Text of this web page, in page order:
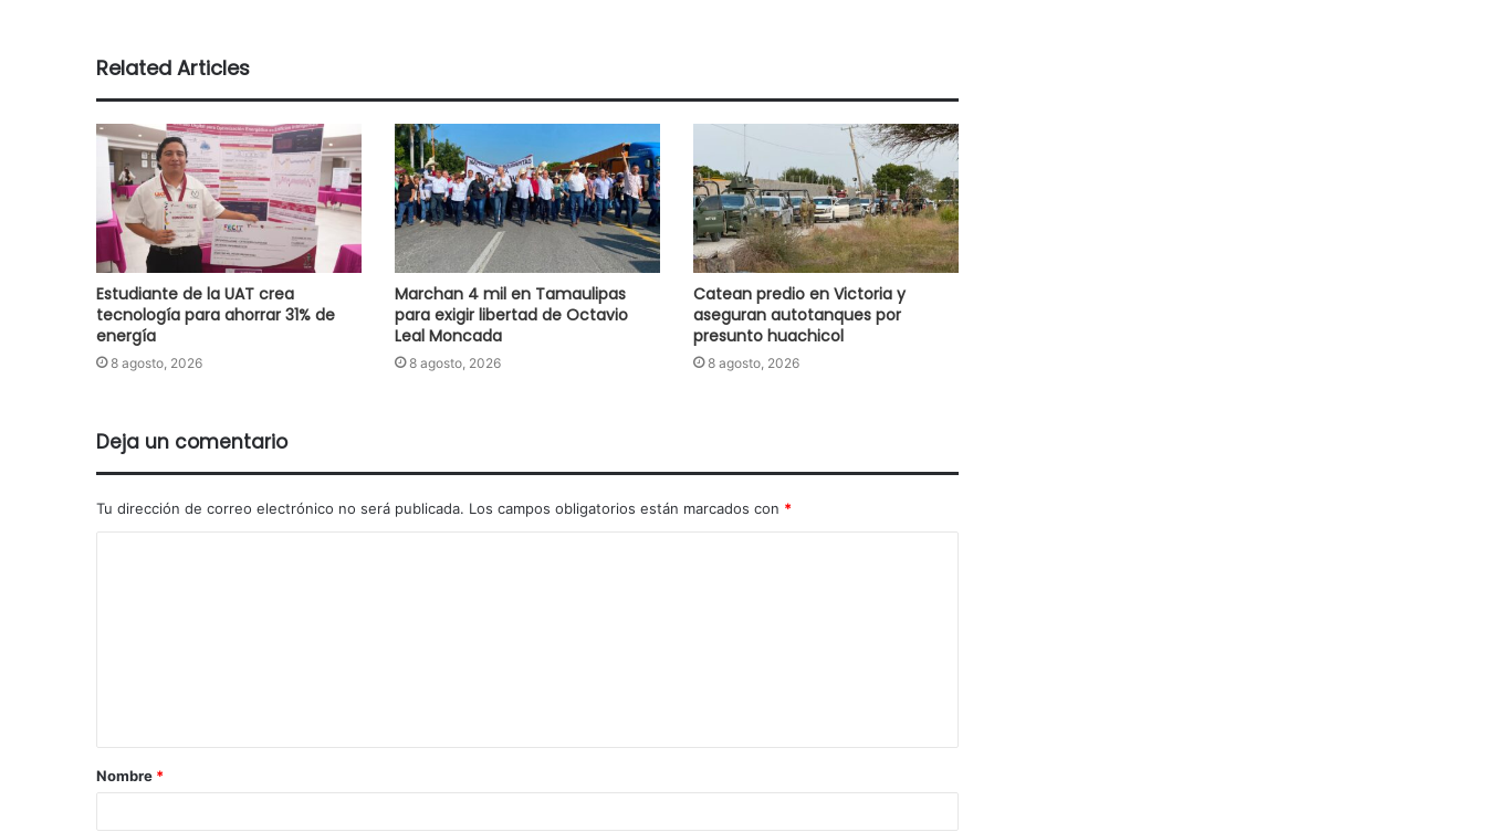
Related Articles
Estudiante de la UAT crea
tecnología para ahorrar 31% de
energía
8 agosto, 2026
Marchan 4 mil en Tamaulipas
para exigir libertad de Octavio
Leal Moncada
8 agosto, 2026
Catean predio en Victoria y
aseguran autotanques por
presunto huachicol
8 agosto, 2026
Deja un comentario
Tu dirección de correo electrónico no será publicada. Los campos obligatorios están marcados con *
Nombre *